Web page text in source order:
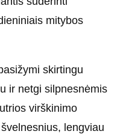
mitybos
skirtingu
ir netgi silpnesnėmis
virškinimo
lengviau